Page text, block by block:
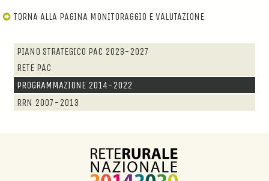
TORNA ALLA PAGINA MONITORAGGIO E VALUTAZIONE
PIANO STRATEGICO PAC 2023-2027
RETE PAC
PROGRAMMAZIONE 2014-2022
RRN 2007-2013